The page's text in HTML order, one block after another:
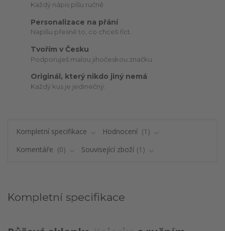
Každý nápis píšu ručně.
Personalizace na přání
Napíšu přesně to, co chceš říct.
Tvořím v Česku
Podporuješ malou jihočeskou značku.
Originál, který nikdo jiný nemá
Každý kus je jedinečný.
Kompletní specifikace Hodnocení
1
Komentáře
0 Související zboží 1
Kompletní specifikace